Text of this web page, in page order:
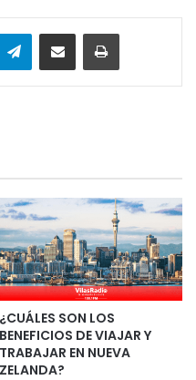
TelegramEnviar vía email Imprimir
¿CUÁLES SON LOS
BENEFICIOS DE VIAJAR Y
TRABAJAR EN NUEVA
ZELANDA?